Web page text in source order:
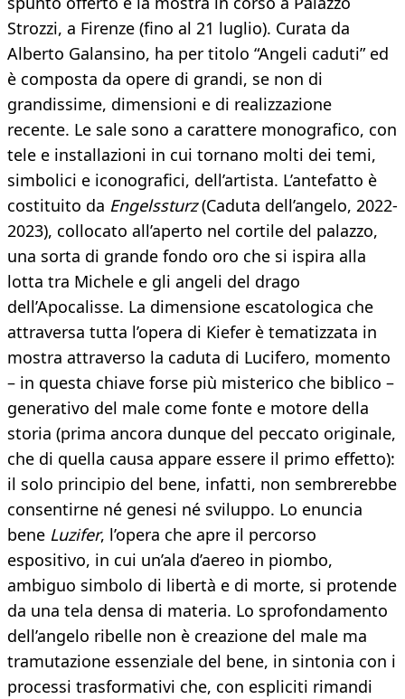
Strozzi, a Firenze (fino al 21 luglio). Curata da
Alberto Galansino, ha per titolo “Angeli caduti” ed
è composta da opere di grandi, se non di
grandissime, dimensioni e di realizzazione
recente. Le sale sono a carattere monografico, con
tele e installazioni in cui tornano molti dei temi,
simbolici e iconografici, dell’artista. L’antefatto è
costituito da Engelssturz(Caduta dell’angelo, 2022-
2023), collocato all’aperto nel cortile del palazzo,
una sorta di grande fondo oro che si ispira alla
lotta tra Michele e gli angeli del drago
dell’Apocalisse. La dimensione escatologica che
attraversa tutta l’opera di Kiefer è tematizzata in
mostra attraverso la caduta di Lucifero, momento
– in questa chiave forse più misterico che biblico –
generativo del male come fonte e motore della
storia (prima ancora dunque del peccato originale,
che di quella causa appare essere il primo effetto):
il solo principio del bene, infatti, non sembrerebbe
consentirne né genesi né sviluppo. Lo enuncia
bene Luzifer, l’opera che apre il percorso
espositivo, in cui un’ala d’aereo in piombo,
ambiguo simbolo di libertà e di morte, si protende
da una tela densa di materia. Lo sprofondamento
dell’angelo ribelle non è creazione del male ma
tramutazione essenziale del bene, in sintonia con i
processi trasformativi che, con espliciti rimandi